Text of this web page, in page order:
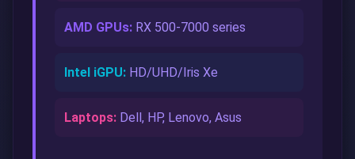
AMD GPUs: RX 500-7000 series
Intel iGPU: HD/UHD/Iris Xe
Laptops: Dell, HP, Lenovo, Asus